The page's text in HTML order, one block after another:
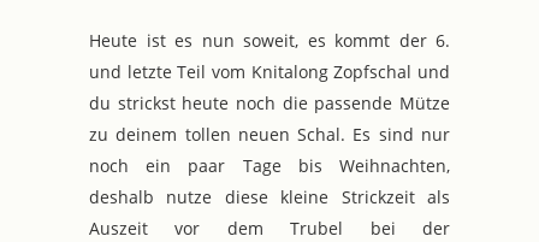
Heute ist es nun soweit, es kommt der 6.
und letzte Teil vom Knitalong Zopfschal und
du strickst heute noch die passende Mütze
zu deinem tollen neuen Schal. Es sind nur
noch ein paar Tage bis Weihnachten,
deshalb nutze diese kleine Strickzeit als
Auszeit vor dem Trubel bei der